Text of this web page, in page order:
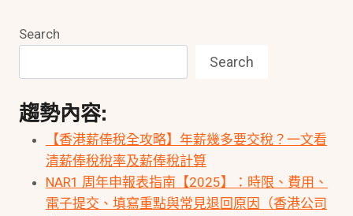
Search
Search
趨勢內容:
【香港薪俸稅全攻略】年薪幾多要交稅？一文看
清薪俸稅稅率及薪俸稅計算
NAR1 周年申報表指南【2025】：時限、費用、
電子提交、填寫重點與常見退回原因（香港公司